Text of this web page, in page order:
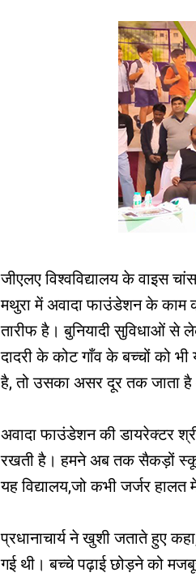
जीएलए विश्वविद्यालय के वाइस
मथुरा में अवादा फाउंडेशन के काम
तारीफ है। बुनियादी सुविधाओं
दादरी के कोट गाँव के बच्चों को
है, तो उसका असर दूर तक जाता
अवादा फाउंडेशन की डायरेक्टर
रखती है। हमने अब तक सैकड़ों
यह विद्यालय,जो कभी जर्जर
प्रधानाचार्य ने खुशी जताते हुए
गई थी। बच्चे पढ़ाई छोड़ने को